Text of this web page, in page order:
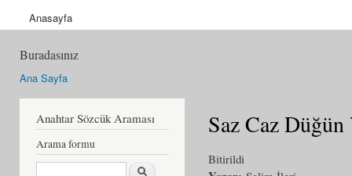
Anasayfa
Buradasınız
Ana Sayfa
Anahtar Sözcük Araması
Arama formu
Ara
Saz Caz Düğün
Bitirildi